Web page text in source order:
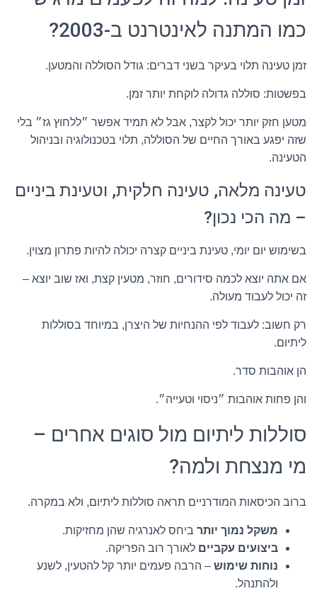
כמו המתנה לאינטרנט ב-2003?
זמן טעינה תלוי בעיקר בשני דברים: גודל הסוללה והמטען.
בפשטות: סוללה גדולה לוקחת יותר זמן.
מטען חזק יותר יכול לקצר, אבל לא תמיד אפשר ״ללחוץ גז״ בלי
שזה יפגע באורך החיים של הסוללה, תלוי בטכנולוגיה ובניהול
הטעינה.
טעינה מלאה, טעינה חלקית, וטעינת ביניים
– מה הכי נכון?
בשימוש יום יומי, טעינת ביניים קצרה יכולה להיות פתרון מצוין.
אם אתה יוצא לכמה סידורים, חוזר, מטעין קצת, ואז שוב יוצא –
זה יכול לעבוד מעולה.
רק חשוב: לעבוד לפי ההנחיות של היצרן, במיוחד בסוללות
ליתיום.
הן אוהבות סדר.
והן פחות אוהבות ״ניסוי וטעייה״.
סוללות ליתיום מול סוגים אחרים –
מי מנצחת ולמה?
ברוב הכיסאות המודרניים תראה סוללות ליתיום, ולא במקרה.
משקל נמוך יותר ביחס לאנרגיה שהן מחזיקות.
ביצועים עקביים לאורך רוב הפריקה.
נוחות שימוש – הרבה פעמים יותר קל להטעין, לשנע
ולהתנהל.